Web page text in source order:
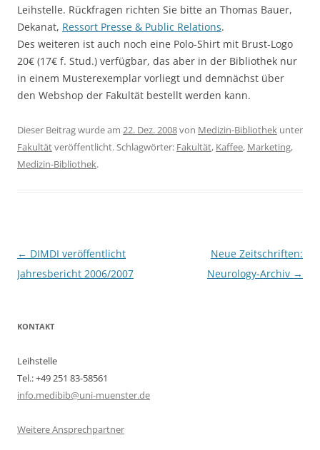
Leihstelle. Rückfragen richten Sie bitte an Thomas Bauer,
Dekanat, Ressort Presse & Public Relations.
Des weiteren ist auch noch eine Polo-Shirt mit Brust-Logo
20€ (17€ f. Stud.) verfügbar, das aber in der Bibliothek nur
in einem Musterexemplar vorliegt und demnächst über
den Webshop der Fakultät bestellt werden kann.
Dieser Beitrag wurde am 22. Dez. 2008von Medizin-Bibliothek unter
Fakultätveröffentlicht. Schlagwörter: Fakultät, Kaffee, Marketing,
Medizin-Bibliothek.
Beitragsnavigation
← DIMDI veröffentlicht
Jahresbericht 2006/2007
Neue Zeitschriften:
Neurology-Archiv →
KONTAKT
Leihstelle
Tel.: +49 251 83-58561
info.medibib@uni-muenster.de
Weitere Ansprechpartner